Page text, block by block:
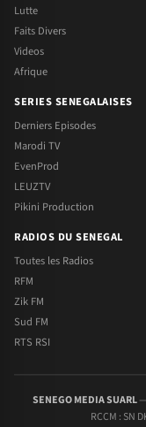
Lutte
Faits Divers
Videos
Afrique
SERIES SENEGALAISES
Derniers Episodes
Marodi TV
EvenProd
LEUZTV
Pikini Production
RADIOS DU SENEGAL
Toutes les Radios
RFM
Zik FM
Sud FM
RTS RSI
SENEGO MEDIA SUARL—
RCCM : SN